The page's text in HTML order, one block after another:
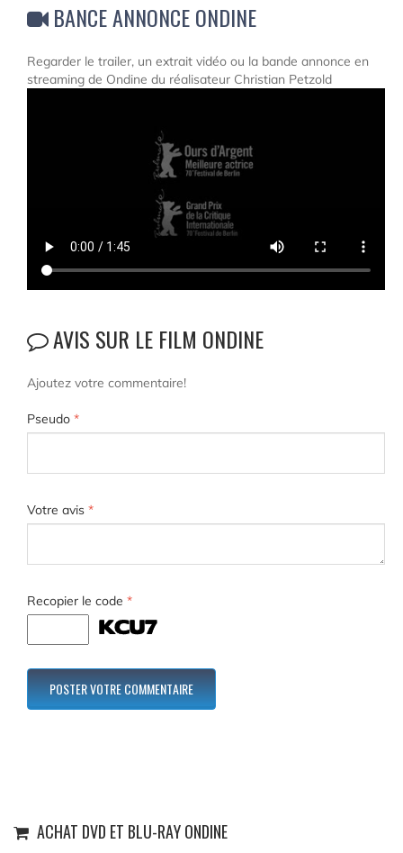
BANCE ANNONCE ONDINE
Regarder le trailer, un extrait vidéo ou la bande annonce en
streaming de Ondine du réalisateur Christian Petzold
AVIS SUR LE FILM ONDINE
Ajoutez votre commentaire!
Pseudo *
Votre avis *
Recopier le code *
ACHAT DVD ET BLU-RAY ONDINE